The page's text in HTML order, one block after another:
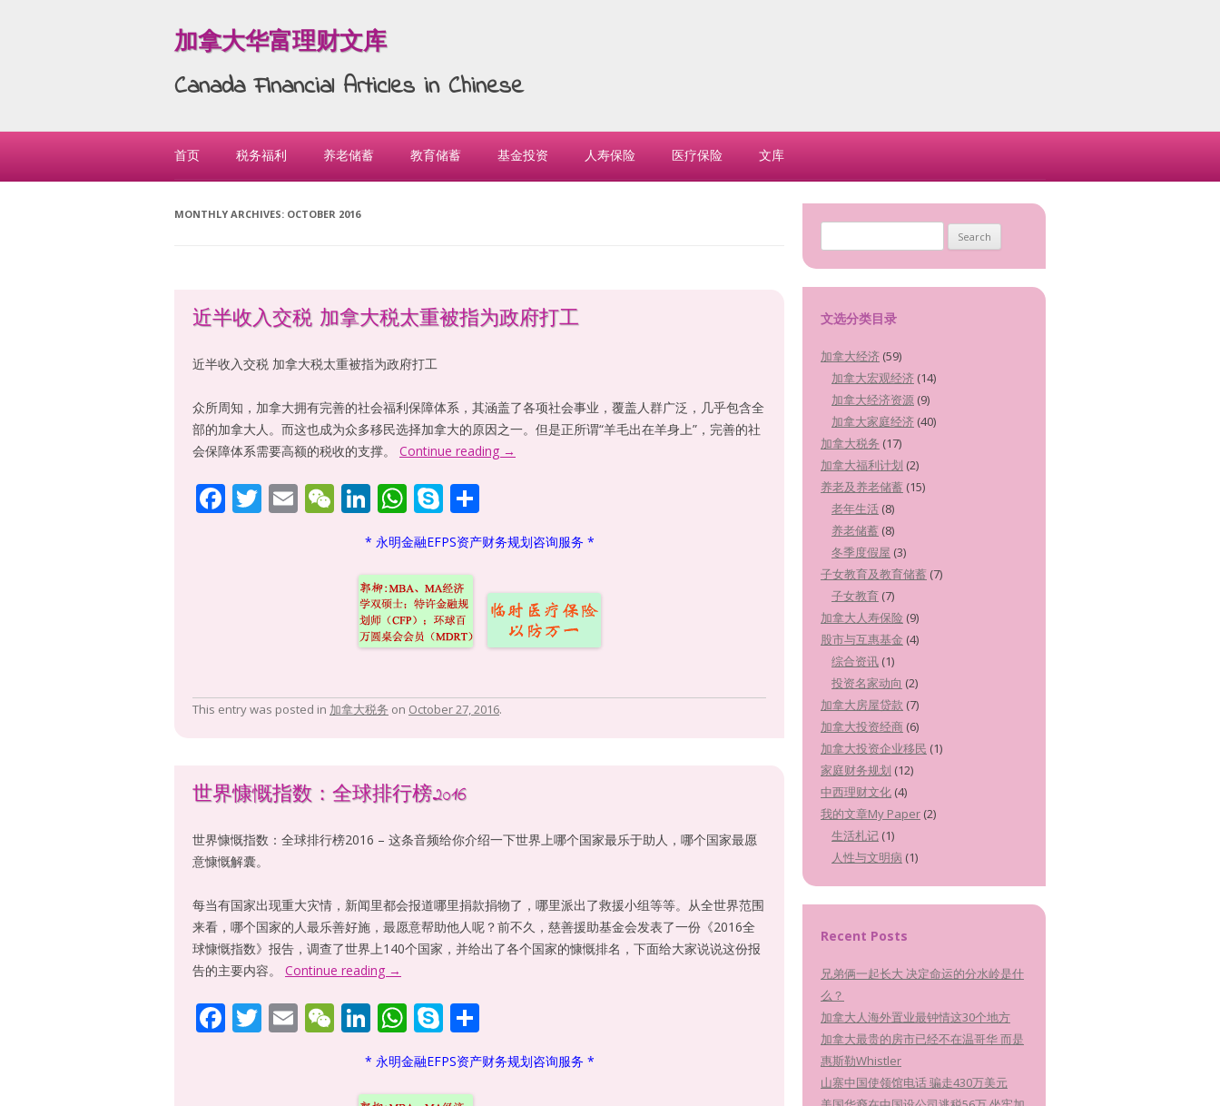
加拿大华富理财文库
Canada Financial Articles in Chinese
Skip to content
首页
税务福利 养老储蓄 教育储蓄 基金投资 人寿保险 医疗保险 文库
MONTHLY ARCHIVES: OCTOBER 2016
近半收入交税 加拿大税太重被指为政府打工
近半收入交税 加拿大税太重被指为政府打工
众所周知，加拿大拥有完善的社会福利保障体系，其涵盖了各项社会事业，覆盖人群广泛，几乎包含全
部的加拿大人。而这也成为众多移民选择加拿大的原因之一。但是正所谓“羊毛出在羊身上”，完善的社
会保障体系需要高额的税收的支撑。 Continue reading →
F T E W
at
Li
n
k
e
dI
n
W
h
at
s
A
p
S
k
y
p
e
h
ar
e
* 永明金融EFPS资产财务规划咨询服务 *
This entry was posted in 加拿大税务 on October 27, 2016.
世界慷慨指数：全球排行榜2016
世界慷慨指数：全球排行榜2016 – 这条音频给你介绍一下世界上哪个国家最乐于助人，哪个国家最愿
意慷慨解囊。
每当有国家出现重大灾情，新闻里都会报道哪里捐款捐物了，哪里派出了救援小组等等。从全世界范围
来看，哪个国家的人最乐善好施，最愿意帮助他人呢？前不久，慈善援助基金会发表了一份《2016全
球慷慨指数》报告，调查了世界上140个国家，并给出了各个国家的慷慨排名，下面给大家说说这份报
告的主要内容。 Continue reading →
F T E W Li
n
k
W
h
at
S
k
y
h
ar
* 永明金融EFPS资产财务规划咨询服务 *
文选分类目录
加拿大经济 (59)
加拿大宏观经济 (14)
加拿大经济资源 (9)
加拿大家庭经济 (40)
加拿大税务 (17)
加拿大福利计划 (2)
养老及养老储蓄 (15)
老年生活 (8)
养老储蓄 (8)
冬季度假屋 (3)
子女教育及教育储蓄 (7)
子女教育 (7)
加拿大人寿保险 (9)
股市与互惠基金 (4)
综合资讯 (1)
投资名家动向 (2)
加拿大房屋贷款 (7)
加拿大投资经商 (6)
加拿大投资企业移民 (1)
家庭财务规划 (12)
中西理财文化 (4)
我的文章My Paper (2)
生活札记 (1)
人性与文明病 (1)
Recent Posts
兄弟俩一起长大 决定命运的分水岭是什
么？
加拿大人海外置业最钟情这30个地方
加拿大最贵的房市已经不在温哥华 而是
惠斯勒Whistler
山寨中国使领馆电话 骗走430万美元